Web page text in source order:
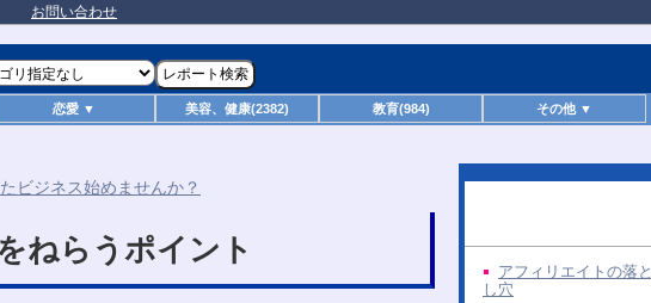
お問い合わせ
恋愛 ▼ 美容、健康(2382) 教育(984) その他 ▼
ねらうポイント
アフィリエイトの落と
し穴